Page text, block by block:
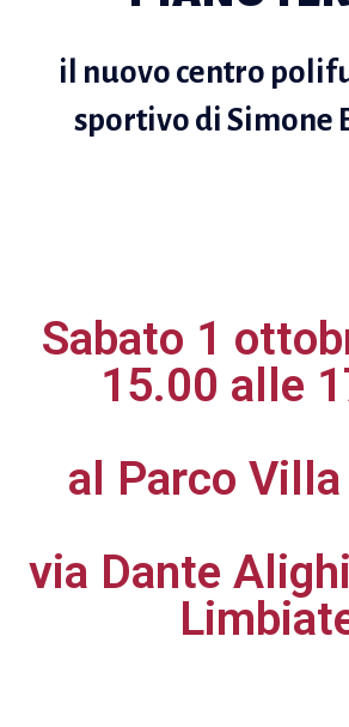
il nuovo centro
sportivo di Simone
Sabato 1
15.00 alle
al Parco
via Dante